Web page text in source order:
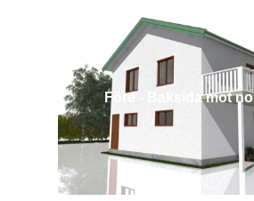
Före - Baksida mot